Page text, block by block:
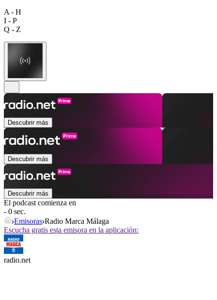
A - H
I - P
Q - Z
Descubrir más
Descubrir más
Descubrir más
El podcast comienza en
- 0 sec.
Emisoras Radio Marca Málaga
Escucha gratis esta emisora en la aplicación:
radio.net